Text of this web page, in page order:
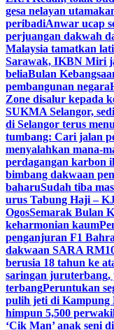
gesa nelayan
peribadiAnwar ucap
perjuangan dakwah
Malaysia tamatkan
Sarawak, IKBN Miri
beliaBulan
pembangunan negara
Zone disalur kepada
SUKMA Selangor,
di Selangor terus
tumbang: Cari jalan
menyalahkan mana-
perdagangan karbon
bimbang dakwaan
baharuSudah tiba
urus Tabung Haji –
OgosSemarak Bulan
keharmonian kaum
penganjuran F1
dakwaan SARA
berusia 18 tahun ke
saringan juruterbang,
terbangPeruntukan
pulih jeti di Kampung
himpun 5,500
‘Cik Man’ anak seni